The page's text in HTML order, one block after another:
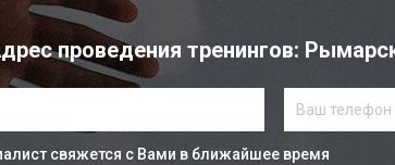
проведения тренингов:
свяжется с Вами в ближайшее время